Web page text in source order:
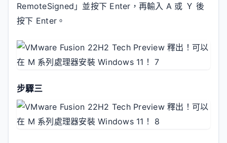
RemoteSigned」並按下 Enter，再輸入 A 或 Ｙ 後
按下 Enter。
步驟三